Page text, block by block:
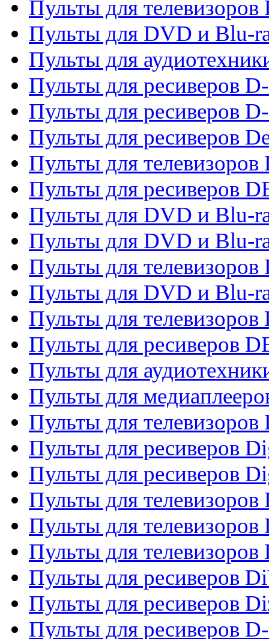
Пульты для телевизоров
Пульты для DVD и Blu-
Пульты для
Пульты для ресиверов
Пульты для ресиверов
Пульты для ресиверов
Пульты для телевизоров
Пульты для ресиверов
Пульты для DVD и Blu-
Пульты для DVD и Blu-
Пульты для
Пульты для DVD и Blu-
Пульты для телевизоров
Пульты для ресиверов
Пульты для
Пульты для
Пульты для телевизоров
Пульты для ресиверов
Пульты для ресиверов
Пульты для
Пульты для
Пульты для телевизоров
Пульты для ресиверов
Пульты для ресиверов
Пульты для ресиверов